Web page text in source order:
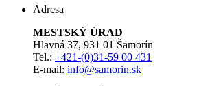
Adresa
MESTSKÝ ÚRAD
Hlavná 37, 931 01 Šamorín
Tel.: +421-(0)31-59 00 431
E-mail: info@samorin.sk